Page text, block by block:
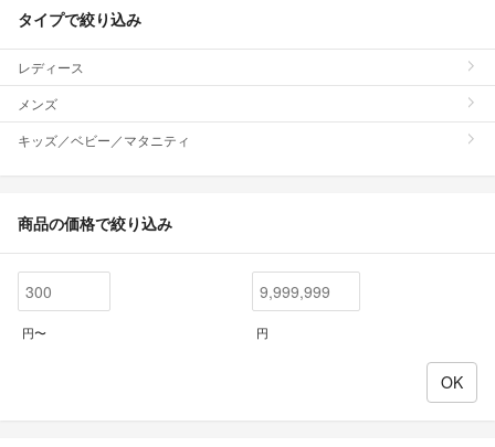
タイプで絞り込み
レディース
メンズ
キッズ／ベビー／マタニティ
商品の価格で絞り込み
円〜 円